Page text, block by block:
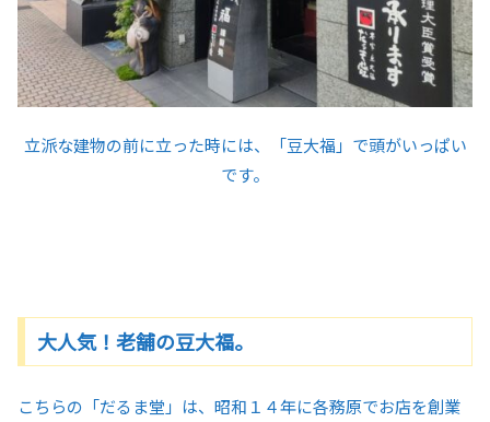
立派な建物の前に立った時には、「豆大福」で頭がいっぱい
です。
大人気！老舗の豆大福。
こちらの「だるま堂」は、昭和１４年に各務原でお店を創業